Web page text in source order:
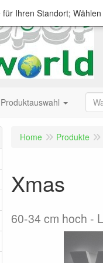
Produktauswahl
Home Produkte
Xmas
60-34 cm hoch -
Ihren Standort;